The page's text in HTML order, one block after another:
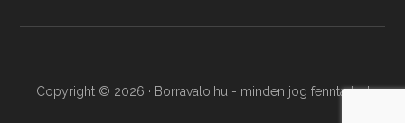
Copyright © 2026 · Borravalo.hu - minden jog fenntartva!